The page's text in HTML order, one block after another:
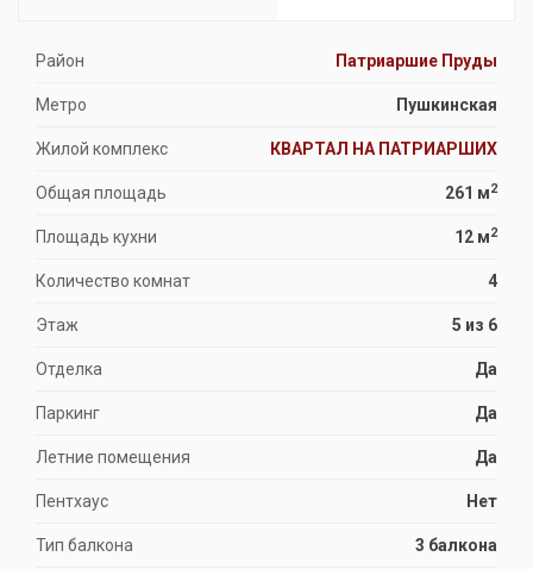
Район Патриаршие Пруды
Метро Пушкинская
Жилой комплекс КВАРТАЛ НА ПАТРИАРШИХ
Общая площадь 261 м2
Площадь кухни 12 м2
Количество комнат 4
Этаж 5 из 6
Отделка Да
Паркинг Да
Летние помещения Да
Пентхаус Нет
Тип балкона 3 балкона